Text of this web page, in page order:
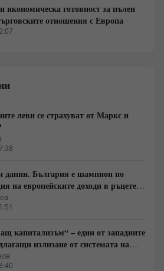
икономическа готовност за пълен
отношения с Европа
леви се страхуват от Маркс и
данни. България е шампион по
на европейските доходи в ръцете
1%, надминава и САЩ
капитализъм“ – един от западните
излизане от системата на